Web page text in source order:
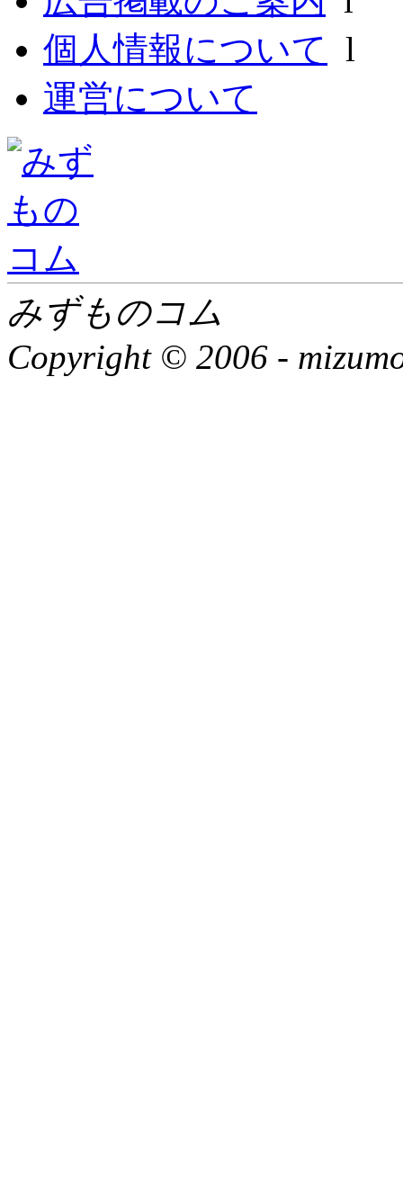
個人情報について l
運営について
みずものコム
Copyright © 2006 -